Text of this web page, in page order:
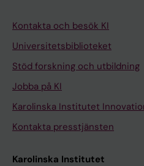
Kontakta och besök KI
Universitetsbiblioteket
Stöd forskning och utbildning
Jobba på KI
Karolinska Institutet
Kontakta presstjänsten
Karolinska Institutet